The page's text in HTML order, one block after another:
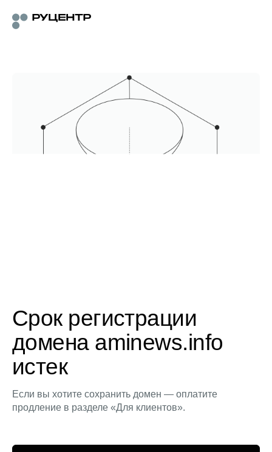
Срок регистрации
домена aminews.info
истек
Если вы хотите сохранить домен — оплатите
продление в разделе «Для клиентов».